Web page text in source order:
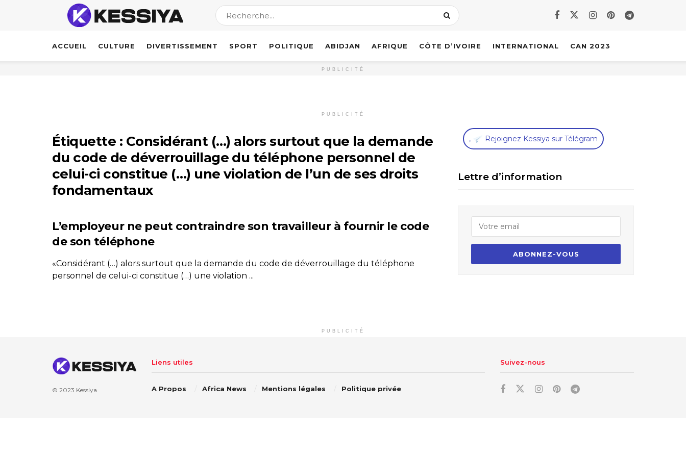
ACCUEIL CULTURE DIVERTISSEMENT SPORT POLITIQUE ABIDJAN AFRIQUE CÔTE D’IVOIRE INTERNATIONAL CAN 2023
PUBLICITÉ
PUBLICITÉ
Étiquette : Considérant (…) alors surtout que la demande
du code de déverrouillage du téléphone personnel de
celui-ci constitue (…) une violation de l’un de ses droits
fondamentaux
L’employeur ne peut contraindre son travailleur à fournir le code
de son téléphone
«Considérant (…) alors surtout que la demande du code de déverrouillage du téléphone
personnel de celui-ci constitue (…) une violation ...
, Rejoignez Kessiya sur Télégram
Lettre d’information
PUBLICITÉ
© 2023 Kessiya
Liens utiles
A Propos Africa News Mentions légales Politique privée
Suivez-nous